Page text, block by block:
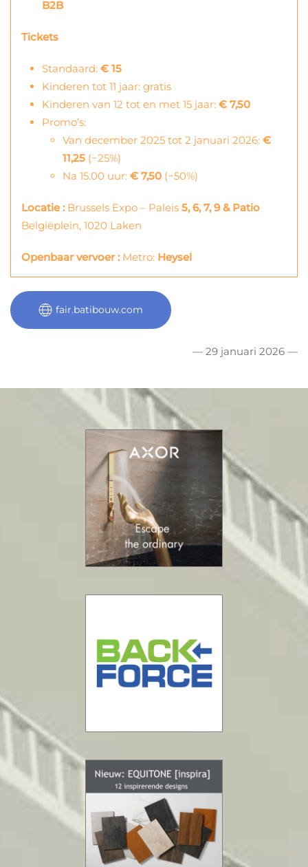
B2B
Tickets
Standaard: € 15
Kinderen tot 11 jaar: gratis
Kinderen van 12 tot en met 15 jaar: € 7,50
Promo’s:
Van december 2025 tot 2 januari 2026: €
11,25 (−25%)
Na 15.00 uur: € 7,50 (−50%)
Locatie : Brussels Expo – Paleis 5, 6, 7, 9 & Patio
Belgiëplein, 1020 Laken
Openbaar vervoer : Metro: Heysel
fair.batibouw.com
— 29 januari 2026 —